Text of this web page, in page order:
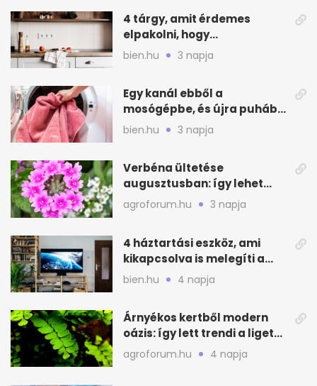
4 tárgy, amit érdemes
elpakolni, hogy
hűvösebbnek tűnjön a lakás
bien.hu 3 napja
Egy kanál ebből a
mosógépbe, és újra puhább
lesz a törölköző
bien.hu 3 napja
Verbéna ültetése
augusztusban: így lehet
még idén virágos a kert
agroforum.hu 3 napja
4 háztartási eszköz, ami
kikapcsolva is melegíti a
lakást
bien.hu 4 napja
Árnyékos kertből modern
oázis: így lett trendi a ligetes
zöld
agroforum.hu 4 napja